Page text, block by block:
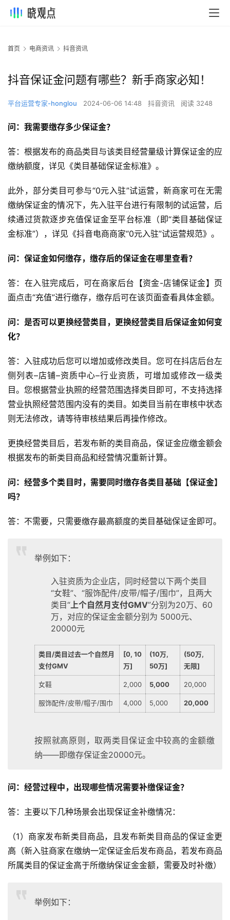
首页 电商资讯 抖音资讯
抖音保证金问题有哪些？新手商家必知！
平台运营专家-honglou 2024-06-06 14:48 抖音资讯 阅读 3248
问：我需要缴存多少保证金？
答：根据发布的商品类目与该类目经营量级计算保证金的应
缴纳额度，详见《类目基础保证金标准》。
此外，部分类目可参与“0元入驻”试运营，新商家可在无需
缴纳保证金的情况下，先入驻平台进行有限制的试运营，后
续通过货款逐步充值保证金至平台标准（即“类目基础保证
金标准”），详见《抖音电商商家“0元入驻”试运营规范》。
问：保证金如何缴存，缴存后的保证金在哪里查看？
答：在入驻完成后，可在商家后台【资金-店铺保证金】页
面点击“充值”进行缴存，缴存后可在该页面查看具体金额。
问：是否可以更换经营类目，更换经营类目后保证金如何变
化？
答：入驻成功后您可以增加或修改类目。您可在抖店后台左
侧列表–店铺–资质中心–行业资质，可增加或修改一级类
目。您根据营业执照的经营范围选择类目即可，不支持选择
营业执照经营范围内没有的类目。如类目当前在审核中状态
则无法修改，请等待审核结果后再操作修改。
更换经营类目后，若发布新的类目商品，保证金应缴金额会
根据发布的新类目商品和经营情况重新计算。
问：经营多个类目时，需要同时缴存各类目基础【保证金】
吗？
答：不需要，只需要缴存最高额度的类目基础保证金即可。
举例如下：
入驻资质为企业店，同时经营以下两个类目
“女鞋”、“服饰配件/皮带/帽子/围巾”，且两大
类目“上个自然月支付GMV”分别为20万、60
万，对应的保证金金额分别为 5000元、
20000元
类目/类目过去一个自然月
支付GMV
[0, 10
万]
(10万,
50万]
(50万,
无限]
女鞋 2,000 5,000 20,000
服饰配件/皮带/帽子/围巾 4,000 5,000 20,000
按照就高原则，取两类目保证金中较高的金额缴
纳——即缴存保证金20000元。
问：经营过程中，出现哪些情况需要补缴保证金？
答：主要以下几种场景会出现保证金补缴情况：
（1）商家发布新类目商品，且发布新类目商品的保证金更
高（新入驻商家在缴纳一定保证金后发布商品，若发布商品
所属类目的保证金高于所缴纳保证金金额，需要及时补缴）
举例如下：